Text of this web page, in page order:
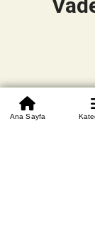
Beden Tablosu
Ana Sayfa